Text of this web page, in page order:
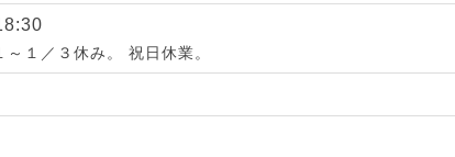
～１／３休み。 祝日休業。